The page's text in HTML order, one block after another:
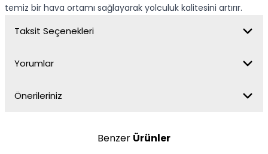
temiz bir hava ortamı sağlayarak yolculuk kalitesini artırır.
Taksit Seçenekleri
Yorumlar
Önerileriniz
Benzer Ürünler